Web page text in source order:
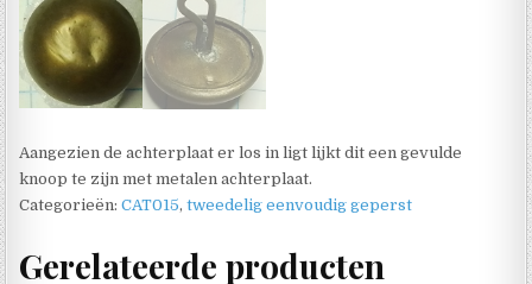
Aangezien de achterplaat er los in ligt lijkt dit een gevulde
knoop te zijn met metalen achterplaat.
Categorieën:CAT015,tweedelig eenvoudig geperst
Gerelateerde producten